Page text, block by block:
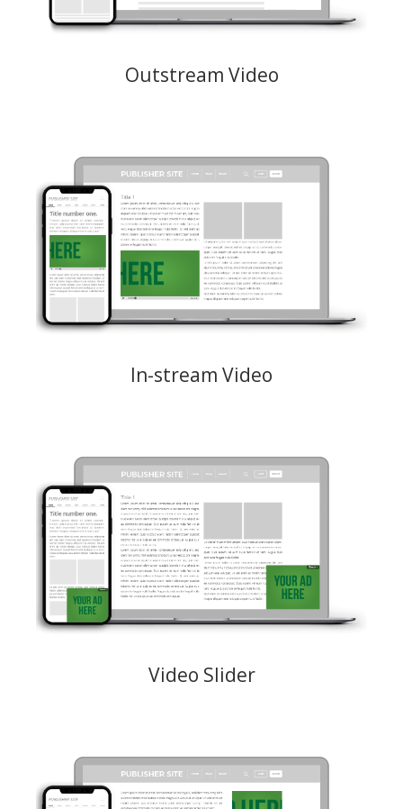
Bidding: CPM, CPC, CPV
Outstream Video
Wird automatisch abgespielt, wenn ein User auf den Videoinhalt einer
Webseite klickt. Anpassbar mit anklickbaren Handlungsaufrufen.
Verfügt automatisch über eine Schaltfläche zum Überspringen von
Creative: MP4 maximales Gewicht 1,5 MB
Preismodelle: CPM, CPC, CPV
In-stream Video
Videoformat, das nach dem Laden einer Webseite von rechts unten
auf einer Webseite eingeblendet wird. Verfügt über eine Schaltfläche
zum Schließen der Anzeigen.
Creative: MP4 maximales Gewicht 1,5 MB
Preismodelle: CPM, CPC, CPV
Video Slider
Kurze Banner mit Videoinhalten mit optimierter Wiedergabe für eine